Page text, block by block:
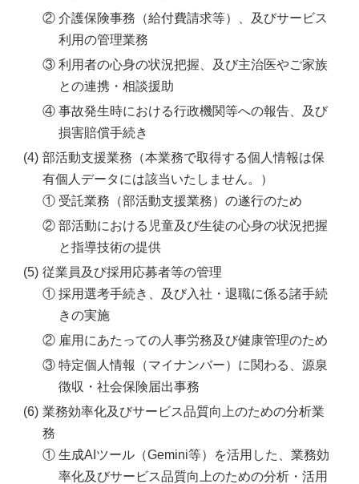
② 介護保険事務（給付費請求等）、及びサービス
利用の管理業務
③ 利用者の心身の状況把握、及び主治医やご家族
との連携・相談援助
④ 事故発生時における行政機関等への報告、及び
損害賠償手続き
(4) 部活動支援業務（本業務で取得する個人情報は保
有個人データには該当いたしません。）
① 受託業務（部活動支援業務）の遂行のため
② 部活動における児童及び生徒の心身の状況把握
と指導技術の提供
(5) 従業員及び採用応募者等の管理
① 採用選考手続き、及び入社・退職に係る諸手続
きの実施
② 雇用にあたっての人事労務及び健康管理のため
③ 特定個人情報（マイナンバー）に関わる、源泉
徴収・社会保険届出事務
(6) 業務効率化及びサービス品質向上のための分析業
務
① 生成AIツール（Gemini等）を活用した、業務効
率化及びサービス品質向上のための分析・活用